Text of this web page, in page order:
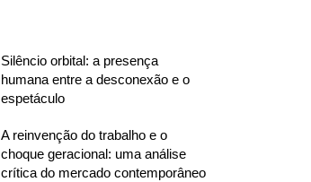
Silêncio orbital: a presença
humana entre a desconexão e o
espetáculo
A reinvenção do trabalho e o
choque geracional: uma análise
crítica do mercado contemporâneo